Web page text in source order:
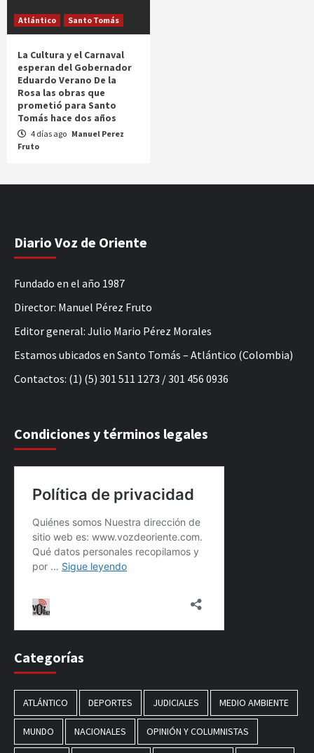
Atlántico Santo Tomás
La Cultura y el Carnaval
esperan del Gobernador
Eduardo Verano De la
Rosa las obras que
prometió para Santo
Tomás hace dos años
4 días ago Manuel Perez
Fruto
Diario Voz de Oriente
Fundado en el año 1987
Director: Manuel Pérez Fruto
Editor general: Julio Mario Pérez Morales
Estamos ubicados en Santo Tomás – Atlántico (Colombia)
Contactos: (1) (5) 301 511 1273 / 301 456 0936
Condiciones y términos legales
Categorías
ATLÁNTICO DEPORTES JUDICIALES MEDIO AMBIENTE
MUNDO NACIONALES OPINIÓN Y COLUMNISTAS